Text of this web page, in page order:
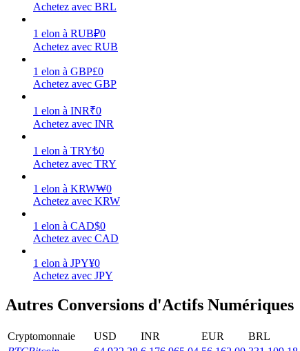
Gagner
Gagnez quotidiennement des récompenses compétitives
Achetez avec BRL
1 elon à RUB₽0
Achetez avec RUB
1 elon à GBP£0
Achetez avec GBP
1 elon à INR₹0
Achetez avec INR
1 elon à TRY₺0
Achetez avec TRY
1 elon à KRW₩0
Achetez avec KRW
1 elon à CAD$0
Achetez avec CAD
1 elon à JPY¥0
Achetez avec JPY
Autres Conversions d'Actifs Numériques
Cryptomonnaie USD INR EUR BRL